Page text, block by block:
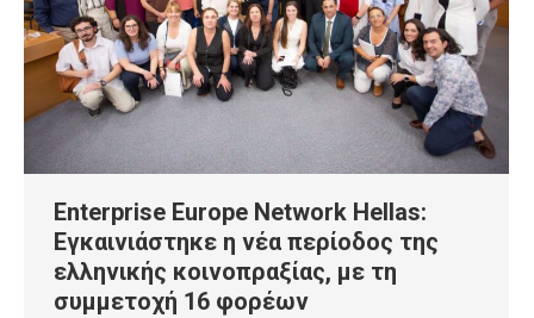
Enterprise Europe Network Hellas:
Εγκαινιάστηκε η νέα περίοδος της
ελληνικής κοινοπραξίας, με τη
συμμετοχή 16 φορέων